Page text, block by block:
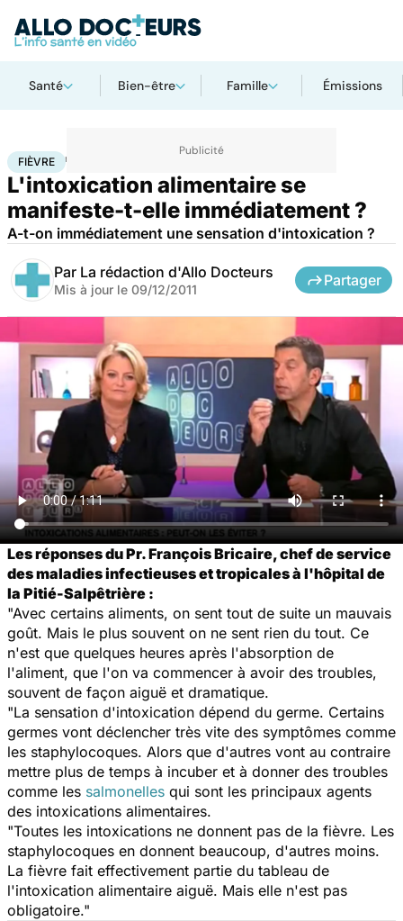
Santé Bien-être Famille Émissions
AccueilSanté Maladies infectieuses
FIÈVRE
L'intoxication alimentaire se
manifeste-t-elle immédiatement ?
A-t-on immédiatement une sensation d'intoxication ?
Par La rédaction d'Allo Docteurs
Mis à jour le 09/12/2011
Partager
Les réponses du Pr. François Bricaire, chef de service
des maladies infectieuses et tropicales à l'hôpital de
la Pitié-Salpêtrière :
"Avec certains aliments, on sent tout de suite un mauvais
goût. Mais le plus souvent on ne sent rien du tout. Ce
n'est que quelques heures après l'absorption de
l'aliment, que l'on va commencer à avoir des troubles,
souvent de façon aiguë et dramatique.
"La sensation d'intoxication dépend du germe. Certains
germes vont déclencher très vite des symptômes comme
les staphylocoques. Alors que d'autres vont au contraire
mettre plus de temps à incuber et à donner des troubles
comme les salmonelles qui sont les principaux agents
des intoxications alimentaires.
"Toutes les intoxications ne donnent pas de la fièvre. Les
staphylocoques en donnent beaucoup, d'autres moins.
La fièvre fait effectivement partie du tableau de
l'intoxication alimentaire aiguë. Mais elle n'est pas
obligatoire."